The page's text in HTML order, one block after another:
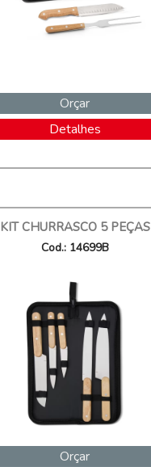
Orçar
Detalhes
KIT CHURRASCO 5 PEÇAS
Cod.: 14699B
Orçar